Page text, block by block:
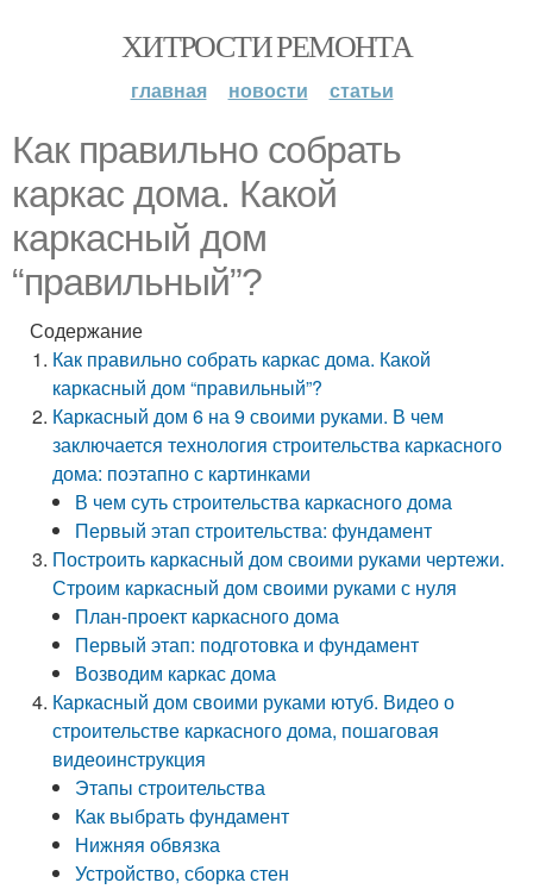
ХИТРОСТИ РЕМОНТА
главная новости статьи
Как правильно собрать
каркас дома. Какой
каркасный дом
“правильный”?
Содержание
Как правильно собрать каркас дома. Какой
каркасный дом “правильный”?
Каркасный дом 6 на 9 своими руками. В чем
заключается технология строительства каркасного
дома: поэтапно с картинками
В чем суть строительства каркасного дома
Первый этап строительства: фундамент
Построить каркасный дом своими руками чертежи.
Строим каркасный дом своими руками с нуля
План-проект каркасного дома
Первый этап: подготовка и фундамент
Возводим каркас дома
Каркасный дом своими руками ютуб. Видео о
строительстве каркасного дома, пошаговая
видеоинструкция
Этапы строительства
Как выбрать фундамент
Нижняя обвязка
Устройство, сборка стен